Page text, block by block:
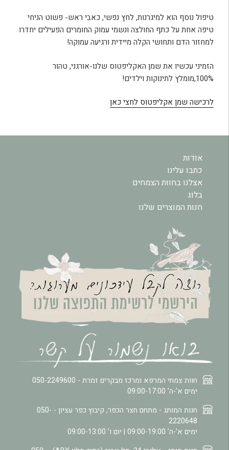
טיפול נוסף הוא למיגרנות, לחץ נפשי, כאבי ראש- פשוט הניחי
טיפה אחת על כתף החולצה ונשמי עמוק החומרים הפעילים יחדרו
למחזור הדם ותחושי הקלה מיידית ורגיעה עמוקה!
הזמיני עכשיו את שמן האקליפטוס שלנו-אורגני, טהור
100%,מומלץ לתינוקות וילדים!
לרכישה שמן אקליפטוס לחצי כאן
חוות צמחי המרפא ומרכז מבקרים זמרת - 050-2249600
ימים א’-ה’ 09:00-17:00
חנות המותג - מתחם חצר הכפר, קיבוץ כפר עציון - 050-
2220648
ימים א’-ה’ 09:00-19:00 | יום ו’ 09:00-13:00
אודות
כתבו עלינו
אצלנו בחוות הצמחים
בלוג
חנות המוצרים שלנו